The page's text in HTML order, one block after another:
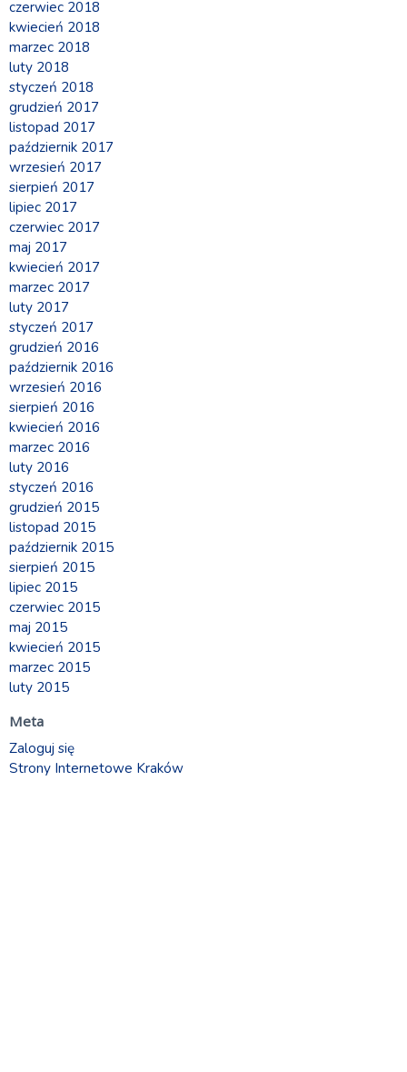
czerwiec 2018
kwiecień 2018
marzec 2018
luty 2018
styczeń 2018
grudzień 2017
listopad 2017
październik 2017
wrzesień 2017
sierpień 2017
lipiec 2017
czerwiec 2017
maj 2017
kwiecień 2017
marzec 2017
luty 2017
styczeń 2017
grudzień 2016
październik 2016
wrzesień 2016
sierpień 2016
kwiecień 2016
marzec 2016
luty 2016
styczeń 2016
grudzień 2015
listopad 2015
październik 2015
sierpień 2015
lipiec 2015
czerwiec 2015
maj 2015
kwiecień 2015
marzec 2015
luty 2015
Meta
Zaloguj się
Strony Internetowe Kraków